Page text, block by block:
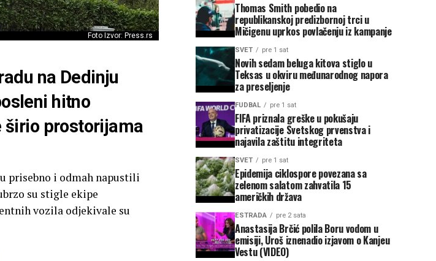
Foto Izvor: Press.rs
na Dedinju
hitno
širio prostorijama
prisebno i odmah napustili
su stigle ekipe
vozila odjekivale su
Thomas Smith pobedio na
republikanskoj predizbornoj trci u
Mičigenu uprkos povlačenju iz kampanje
SVET pre 1 sat
Novih sedam beluga kitova stiglo u
Teksas u okviru međunarodnog napora
za preseljenje
FUDBAL pre 1 sat
FIFA priznala greške u pokušaju
privatizacije Svetskog prvenstva i
najavila zaštitu integriteta
SVET pre 1 sat
Epidemija ciklospore povezana sa
zelenom salatom zahvatila 15
američkih država
ESTRADA pre 2 sata
Anastasija Brčić polila Boru vodom u
emisiji, Uroš iznenadio izjavom o Kanjeu
Vestu (VIDEO)